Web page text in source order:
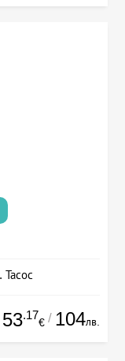
53.17
€ / 104лв.